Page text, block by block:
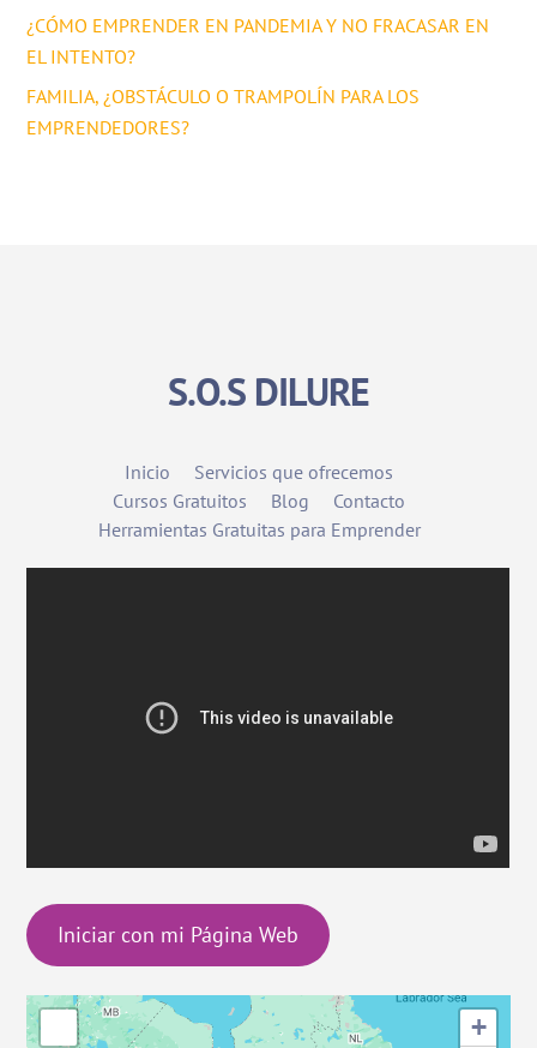
¿CÓMO EMPRENDER EN PANDEMIA Y NO FRACASAR EN
EL INTENTO?
FAMILIA, ¿OBSTÁCULO O TRAMPOLÍN PARA LOS
EMPRENDEDORES?
S.O.S DILURE
Inicio
Servicios que ofrecemos
Cursos Gratuitos
Blog
Contacto
Herramientas Gratuitas para Emprender
Iniciar con mi Página Web
+